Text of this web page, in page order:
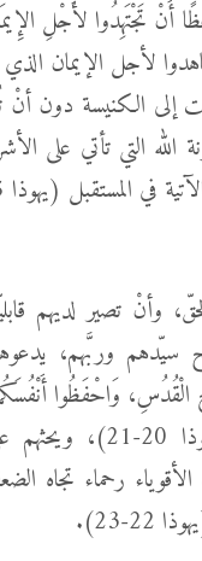
تَجْتَهِدُوا لأَجْلِ
يجاهدوا لأجل
إلى الكنيسة
الله التي تأتي على
المستقبل (يهوذا 5-16).
وأنْ تصير لديهم
سيّدهم وربَّهم،
وَاحْفَظُوا
رَحْمَةَ رَبِّنَا يَسُوعَ الْمَسِيحِ
رحماء تجاه
23).